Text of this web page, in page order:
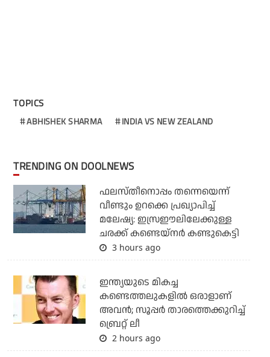
TOPICS
ABHISHEK SHARMA INDIA VS NEW ZEALAND
TRENDING ON DOOLNEWS
ഫലസ്തീനൊപ്പം തന്നെയെന്ന്
വീണ്ടും ഉറക്കെ പ്രഖ്യാപിച്ച്
മലേഷ്യ: ഇസ്രഈലിലേക്കുള്ള
ചരക്ക് കണ്ടെയ്‌നര്‍ കണ്ടുകെട്ടി
3 hours ago
ഇന്ത്യയുടെ മികച്ച
കണ്ടെത്തലുകളില്‍ ഒരാളാണ്
അവന്‍; സൂപ്പര്‍ താരത്തെക്കുറിച്ച്
ബ്രെറ്റ് ലീ
2 hours ago